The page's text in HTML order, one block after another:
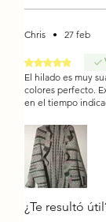
Chris • 27 feb
Obtuvo 5 de 5
El hilado es muy
colores perfecto.
en el tiempo
¿Te resultó